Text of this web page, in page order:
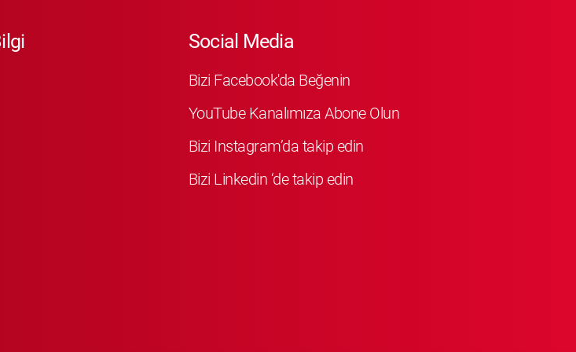
Social Media
Bizi Facebook'da Beğenin
YouTube Kanalımıza Abone Olun
Bizi Instagram’da takip edin
Bizi Linkedin ‘de takip edin